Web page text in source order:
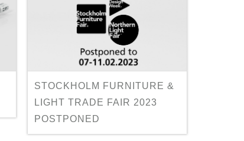
STOCKHOLM FURNITURE &
LIGHT TRADE FAIR 2023
POSTPONED